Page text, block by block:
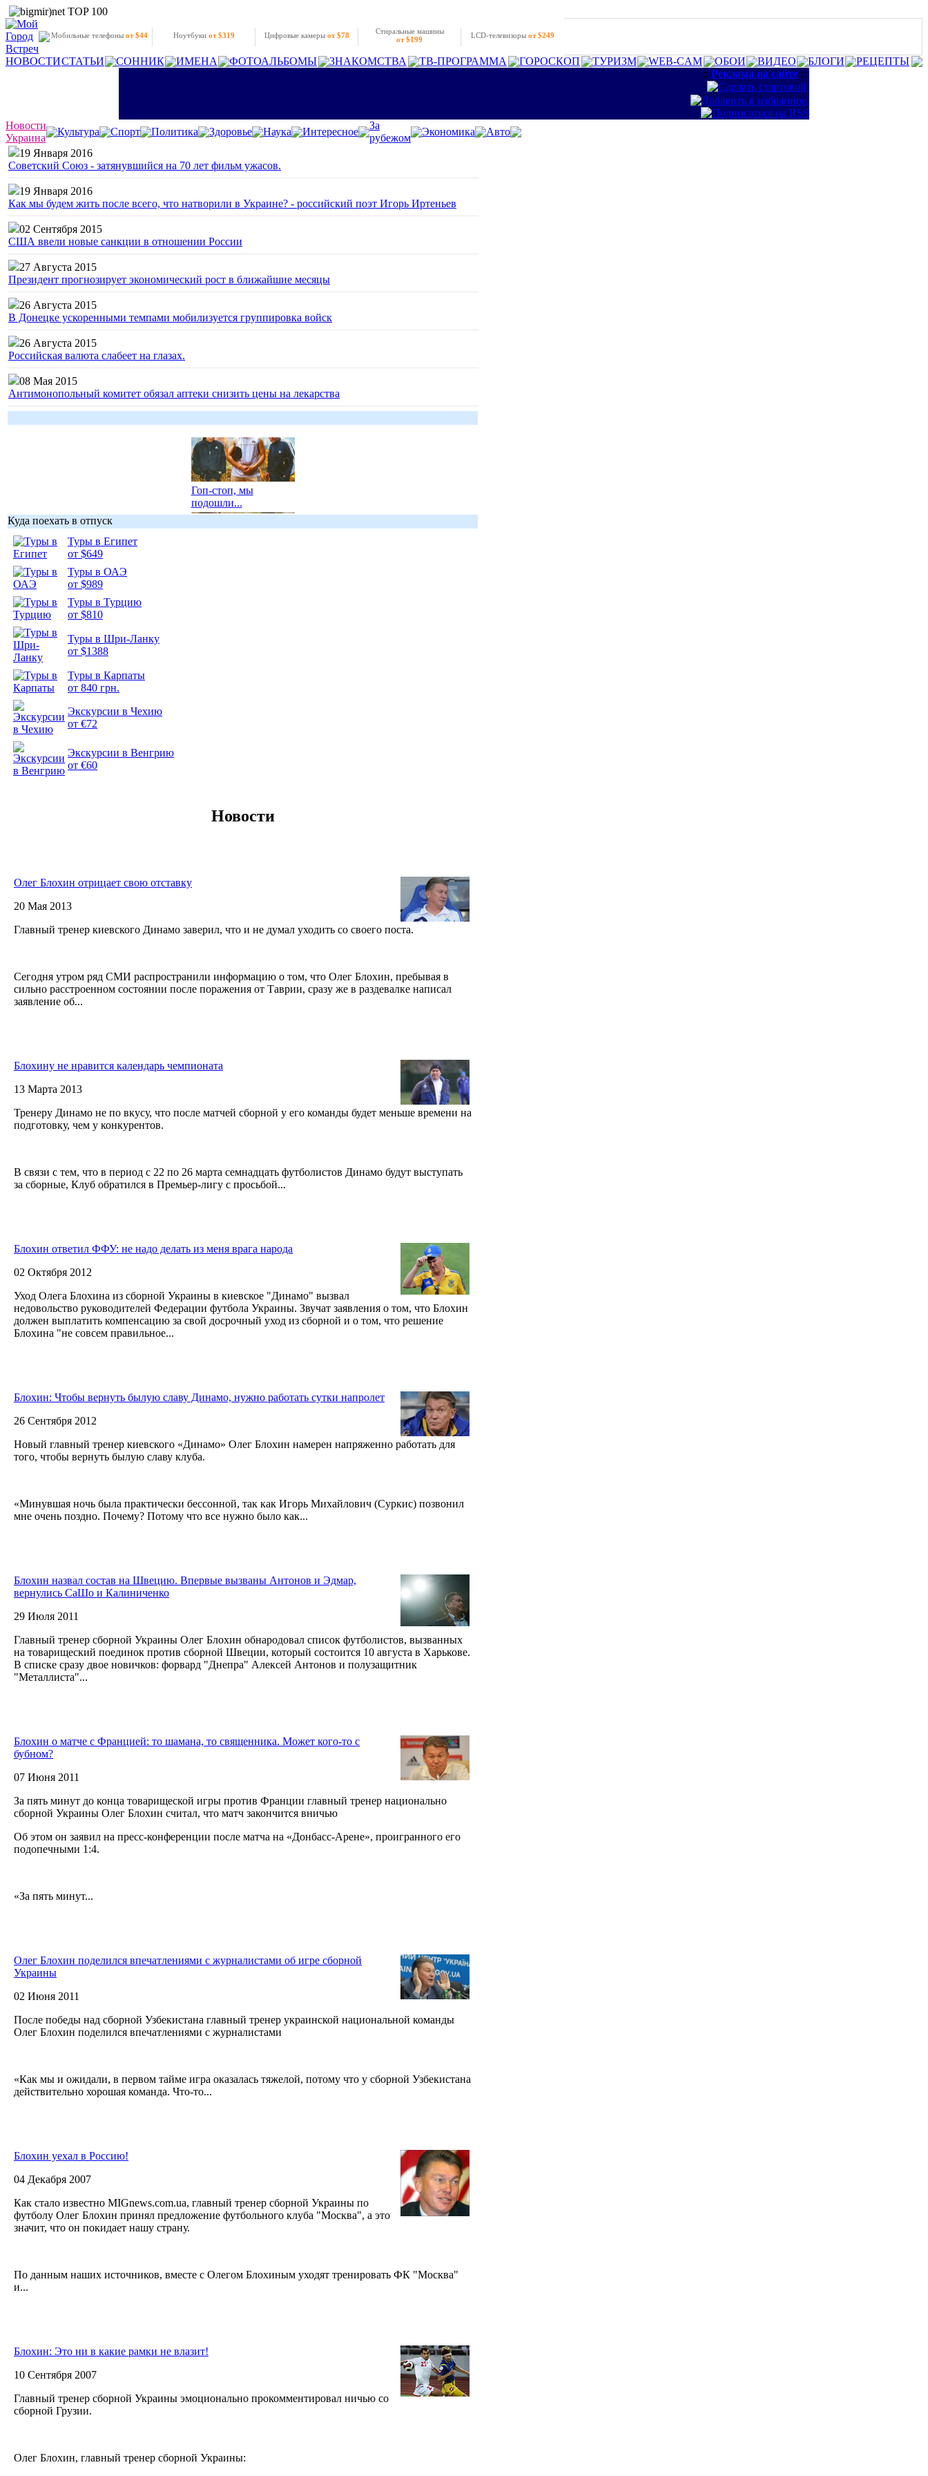
Мобильные телефоны от $44 Ноутбуки от $319 Цифровые камеры от $78
Стиральные машины
от $199
LCD-телевизоры от $249
НОВОСТИСТАТЬИ СОННИК ИМЕНА ФОТОАЛЬБОМЫ ЗНАКОМСТВА ТВ-ПРОГРАММА ГОРОСКОП ТУРИЗМ WEB-CAM ОБОИ ВИДЕО БЛОГИ
РЕЦЕПТЫ
:: Реклама на сайте ::
Новости
Украина
Культура Спорт Политика Здоровье Наука Интересное
За
рубежом
Экономика
Авто
19 Января 2016
Советский Союз - затянувшийся на 70 лет фильм ужасов.
19 Января 2016
Как мы будем жить после всего, что натворили в Украине? - российский поэт Игорь Иртеньев
02 Сентября 2015
США ввели новые санкции в отношении России
27 Августа 2015
Президент прогнозирует экономический рост в ближайшие месяцы
26 Августа 2015
В Донецке ускоренными темпами мобилизуется группировка войск
26 Августа 2015
Российская валюта слабеет на глазах.
08 Мая 2015
Антимонопольный комитет обязал аптеки снизить цены на лекарства
Гоп-стоп, мы
подошли...
Куда поехать в отпуск
Туры в Египет
от $649
Туры в ОАЭ
от $989
Туры в Турцию
от $810
Туры в Шри-Ланку
от $1388
Туры в Карпаты
от 840 грн.
Экскурсии в Чехию
от €72
Экскурсии в Венгрию
от €60
Новости
Олег Блохин отрицает свою отставку
20 Мая 2013
Главный тренер киевского Динамо заверил, что и не думал уходить со своего поста.
Сегодня утром ряд СМИ распространили информацию о том, что Олег Блохин, пребывая в
сильно расстроенном состоянии после поражения от Таврии, сразу же в раздевалке написал
заявление об...
Блохину не нравится календарь чемпионата
13 Марта 2013
Тренеру Динамо не по вкусу, что после матчей сборной у его команды будет меньше времени на
подготовку, чем у конкурентов.
В связи с тем, что в период с 22 по 26 марта семнадцать футболистов Динамо будут выступать
за сборные, Клуб обратился в Премьер-лигу с просьбой...
Блохин ответил ФФУ: не надо делать из меня врага народа
02 Октября 2012
Уход Олега Блохина из сборной Украины в киевское "Динамо" вызвал
недовольство руководителей Федерации футбола Украины. Звучат заявления о том, что Блохин
должен выплатить компенсацию за свой досрочный уход из сборной и о том, что решение
Блохина "не совсем правильное...
Блохин: Чтобы вернуть былую славу Динамо, нужно работать сутки напролет
26 Сентября 2012
Новый главный тренер киевского «Динамо» Олег Блохин намерен напряженно работать для
того, чтобы вернуть былую славу клуба.
«Минувшая ночь была практически бессонной, так как Игорь Михайлович (Суркис) позвонил
мне очень поздно. Почему? Потому что все нужно было как...
Блохин назвал состав на Швецию. Впервые вызваны Антонов и Эдмар,
вернулись СаШо и Калиниченко
29 Июля 2011
Главный тренер сборной Украины Олег Блохин обнародовал список футболистов, вызванных
на товарищеский поединок против сборной Швеции, который состоится 10 августа в Харькове.
В списке сразу двое новичков: форвард "Днепра" Алексей Антонов и полузащитник
"Металлиста"...
Блохин о матче с Францией: то шамана, то священника. Может кого-то с
бубном?
07 Июня 2011
За пять минут до конца товарищеской игры против Франции главный тренер национально
сборной Украины Олег Блохин считал, что матч закончится вничью
Об этом он заявил на пресс-конференции после матча на «Донбасс-Арене», проигранного его
подопечными 1:4.
«За пять минут...
Олег Блохин поделился впечатлениями с журналистами об игре сборной
Украины
02 Июня 2011
После победы над сборной Узбекистана главный тренер украинской национальной команды
Олег Блохин поделился впечатлениями с журналистами
«Как мы и ожидали, в первом тайме игра оказалась тяжелой, потому что у сборной Узбекистана
действительно хорошая команда. Что-то...
Блохин уехал в Россию!
04 Декабря 2007
Как стало известно MIGnews.com.ua, главный тренер сборной Украины по
футболу Олег Блохин принял предложение футбольного клуба "Москва", а это
значит, что он покидает нашу страну.
По данным наших источников, вместе с Олегом Блохиным уходят тренировать ФК "Москва"
и...
Блохин: Это ни в какие рамки не влазит!
10 Сентября 2007
Главный тренер сборной Украины эмоционально прокомментировал ничью со
сборной Грузии.
Олег Блохин, главный тренер сборной Украины: